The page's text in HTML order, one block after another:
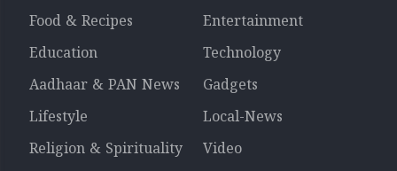
Food & Recipes
Entertainment
Education
Technology
Aadhaar & PAN News
Gadgets
Lifestyle
Local-News
Religion & Spirituality
Video